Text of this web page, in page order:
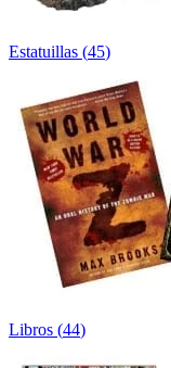
Estatuillas (45)
Libros (44)